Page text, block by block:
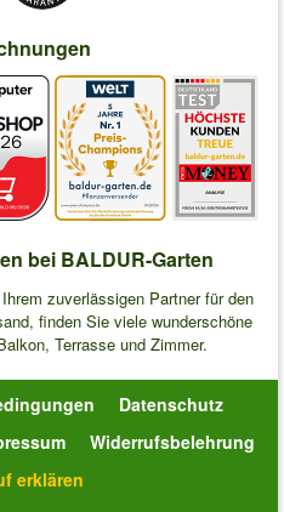
bei BALDUR-Garten
zuverlässigen Partner für den
finden Sie viele wunderschöne
Terrasse und Zimmer.
Datenschutz
Widerrufsbelehrung
erklären